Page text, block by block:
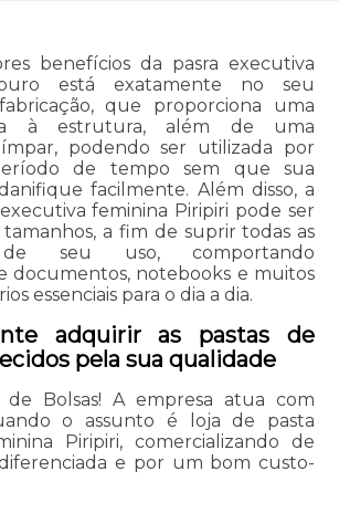
benefícios da pasra executiva
está exatamente no seu
que proporciona uma
à estrutura, além de uma
podendo ser utilizada por
de tempo sem que sua
facilmente. Além disso, a
feminina Piripiri pode ser
a fim de suprir todas as
de seu uso, comportando
documentos, notebooks e muitos
essenciais para o dia a dia.
adquirir as pastas de
pela sua qualidade
de Bolsas! A empresa atua com
o assunto é loja de pasta
Piripiri, comercializando de
e por um bom custo-